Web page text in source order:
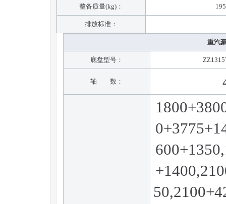
整备质量(kg)：
排放标准：
重汽
底盘型号：
轴 数：